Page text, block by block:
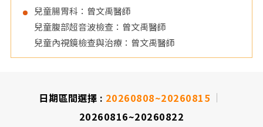
愛
醫
兒童腸胃科：曾文禹醫師
兒童腹部超音波檢查：曾文禹醫師
兒童內視鏡檢查與治療：曾文禹醫師
日期區間選擇 : 20260808~20260815
20260816~20260822